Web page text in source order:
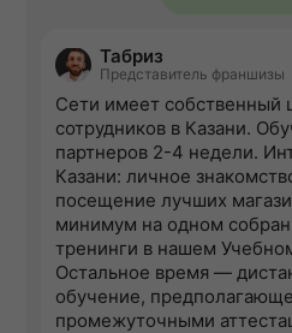
Табриз
Представитель франшизы
Сети имеет собственный
сотрудников в Казани.
партнеров 2-4 недели.
Казани: личное
посещение лучших
минимум на одном
тренинги в нашем
Остальное время —
обучение,
промежуточными